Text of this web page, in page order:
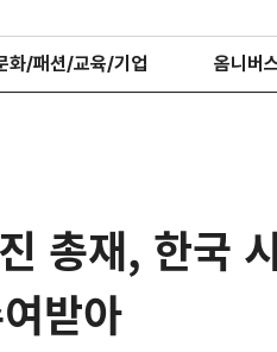
화/패션/교육/기업 옴니버
총재, 한국
받아